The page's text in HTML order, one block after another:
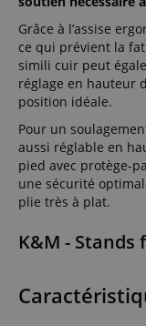
Grâce à l’assise
ce qui prévient la
simili cuir peut
réglage en hauteur
position idéale.
Pour un
aussi réglable en
pied avec protège-
une sécurité
plie très à plat.
K&M - Stands